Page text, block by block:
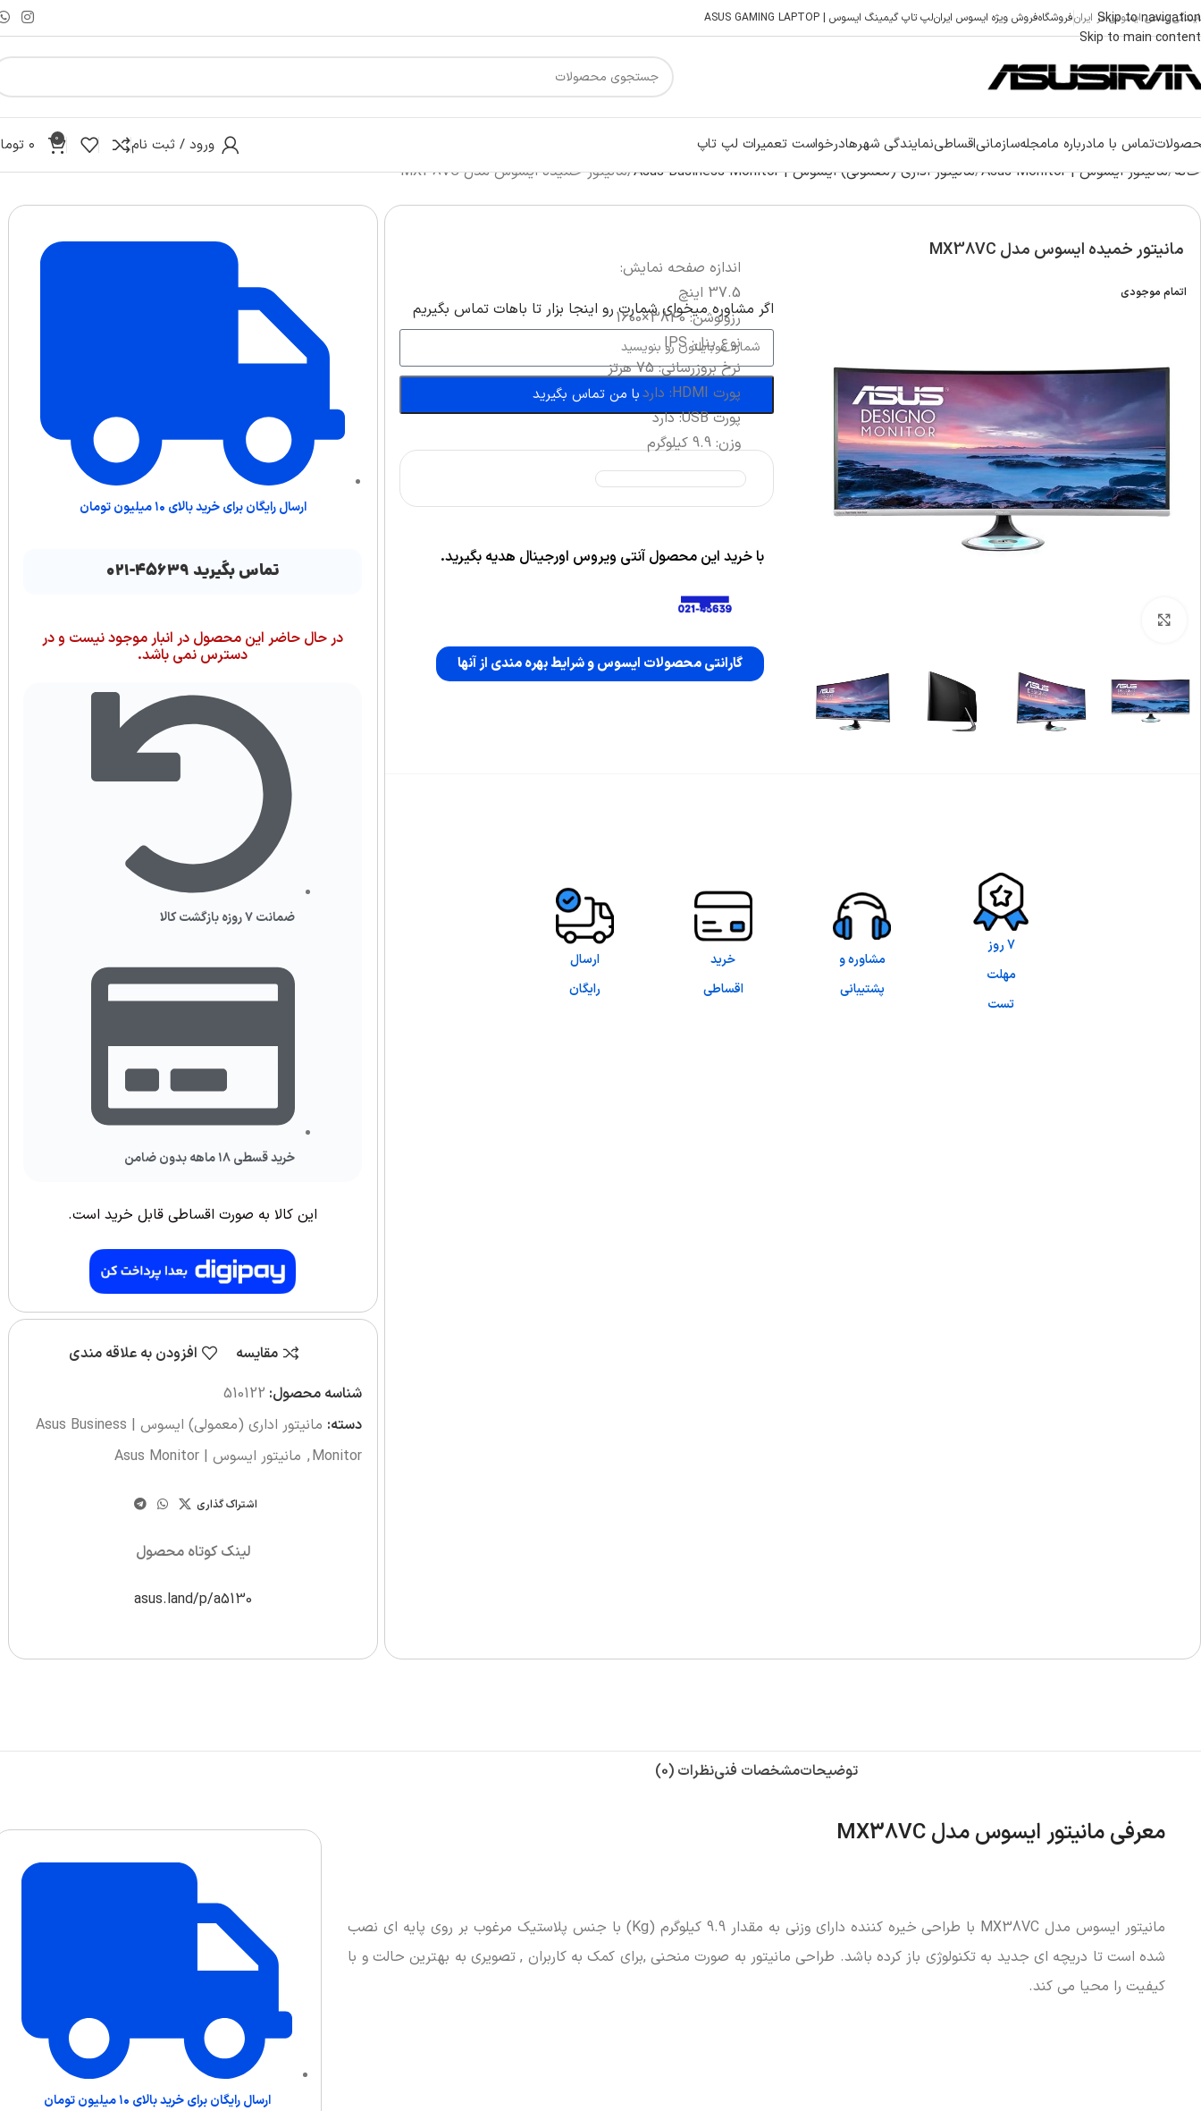
Skip to navigation
Skip to main content
رسمی ایسوس در ایرانفروشگاهفروش ویژه ایسوس ایرانلپ تاپ گیمینگ ایسوس | ASUS GAMING LAPTOP
تماس با مادرباره مامجلهسازمانیاقساطینمایندگی شهرهادرخواست تعمیرات لپ تاپ ورود / ثبت نام 0 ۰
خانه مانیتور ایسوس | Asus Monitor مانیتور اداری (معمولی) ایسوس | Asus Business Monitor مانیتور خمیده ایسوس مدل MX38VC
مانیتور خمیده ایسوس مدل MX38VC
اتمام موجودی
اگر‌ مشاوره میخوای شمارت رو اینجا بزار تا باهات تماس بگیریم
با من تماس بگیرید
اندازه صفحه نمایش:
37.5 اینچ
رزولوشن: 3840×1600
نوع پنل: IPS
نرخ بروزرسانی: 75 هرتز
پورت HDMI: دارد
پورت USB: دارد
وزن: 9.9 کیلوگرم
با خرید این محصول آنتی ویروس اورجینال هدیه بگیرید.
گارانتی محصولات ایسوس و شرایط بهره مندی از آنها
7 روز
مهلت
تست
مشاوره و
پشتیبانی
خرید
اقساطی
ارسال
رایگان
ارسال رایگان برای خرید بالای ۱۰ میلیون تومان
تماس بگیرید ۴۵۶۳۹-۰۲۱
در حال حاضر این محصول در انبار موجود نیست و در
دسترس نمی باشد.
ضمانت ۷ روزه بازگشت کالا
خرید قسطی ۱۸ ماهه بدون ضامن
این کالا به صورت اقساطی قابل خرید است.
مقایسه
افزودن به علاقه مندی
شناسه محصول: 510122
دسته:
مانیتور اداری (معمولی) ایسوس | Asus Business
Monitor
, مانیتور ایسوس | Asus Monitor
اشتراک گذاری
لینک کوتاه محصول
asus.land/p/a5130
توضیحاتمشخصات فنینظرات (0)
معرفی مانیتور ایسوس مدل MX38VC
مانیتور ایسوس مدل MX38VC با طراحی خیره کننده دارای وزنی به مقدار 9.9 کیلوگرم (Kg) با جنس پلاستیک مرغوب بر روی پایه ای نصب
شده است تا دریچه ای جدید به تکنولوژی باز کرده باشد. طراحی مانیتور به صورت منحنی ,برای کمک به کاربران , تصویری به بهترین حالت و با
کیفیت را محیا می کند.
ارسال رایگان برای خرید بالای ۱۰ میلیون تومان